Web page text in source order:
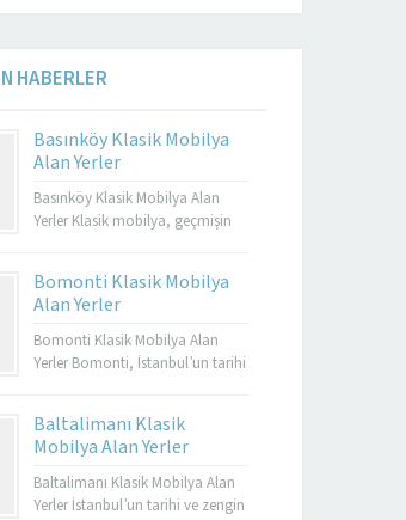
HABERLER
Basınköy Klasik Mobilya
Alan Yerler
Basınköy Klasik Mobilya Alan
Yerler Klasik mobilya, geçmişin
yansımasıdır. Bu tür mobilyalar,
hem görsel açıdan çekici hem de
dayanıklı olmalarıyla bilinir.
Basınköy klasik mobilya alan
mükemmel bir seçenektir. Eğer siz
de eski mobilyalarınızı satmayı...
Bomonti Klasik Mobilya
Alan Yerler
Bomonti Klasik Mobilya Alan
Yerler Bomonti, İstanbul’un tarihi
aynı zamanda klasik
mobilyaların en iyi adreslerinden
biri olarak da ün kazanmıştır.
Bomonti, tarihi atmosferi ile öne
Baltalimanı Klasik
Mobilya Alan Yerler
Baltalimanı Klasik Mobilya Alan
Yerler İstanbul’un tarihi ve zengin
Müşteri Temsilcisi